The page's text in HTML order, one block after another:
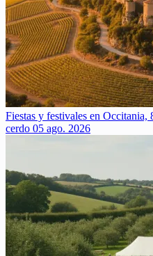
Fiestas y festivales en Occitania,
cerdo 05 ago. 2026